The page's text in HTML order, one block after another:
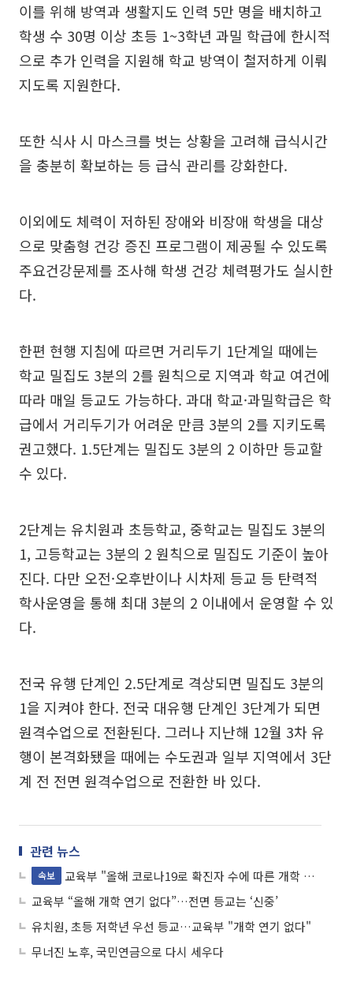
이를 위해 방역과 생활지도 인력 5만 명을 배치하고
학생 수 30명 이상 초등 1~3학년 과밀 학급에 한시적
으로 추가 인력을 지원해 학교 방역이 철저하게 이뤄
지도록 지원한다.
또한 식사 시 마스크를 벗는 상황을 고려해 급식시간
을 충분히 확보하는 등 급식 관리를 강화한다.
이외에도 체력이 저하된 장애와 비장애 학생을 대상
으로 맞춤형 건강 증진 프로그램이 제공될 수 있도록
주요건강문제를 조사해 학생 건강 체력평가도 실시한
다.
한편 현행 지침에 따르면 거리두기 1단계일 때에는
학교 밀집도 3분의 2를 원칙으로 지역과 학교 여건에
따라 매일 등교도 가능하다. 과대 학교·과밀학급은 학
급에서 거리두기가 어려운 만큼 3분의 2를 지키도록
권고했다. 1.5단계는 밀집도 3분의 2 이하만 등교할
수 있다.
2단계는 유치원과 초등학교, 중학교는 밀집도 3분의
1, 고등학교는 3분의 2 원칙으로 밀집도 기준이 높아
진다. 다만 오전·오후반이나 시차제 등교 등 탄력적
학사운영을 통해 최대 3분의 2 이내에서 운영할 수 있
다.
전국 유행 단계인 2.5단계로 격상되면 밀집도 3분의
1을 지켜야 한다. 전국 대유행 단계인 3단계가 되면
원격수업으로 전환된다. 그러나 지난해 12월 3차 유
행이 본격화됐을 때에는 수도권과 일부 지역에서 3단
계 전 전면 원격수업으로 전환한 바 있다.
관련 뉴스
속보
교육부 "올해 코로나19로 확진자 수에 따른 개학 연기 없을 것"
교육부 “올해 개학 연기 없다”…전면 등교는 ‘신중’
유치원, 초등 저학년 우선 등교…교육부 "개학 연기 없다"
무너진 노후, 국민연금으로 다시 세우다